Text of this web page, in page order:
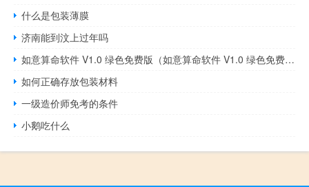
什么是包装薄膜
济南能到汶上过年吗
如意算命软件 V1.0 绿色免费版（如意算命软件 V1.0 绿色免费版功能简介）
如何正确存放包装材料
一级造价师免考的条件
小鹅吃什么